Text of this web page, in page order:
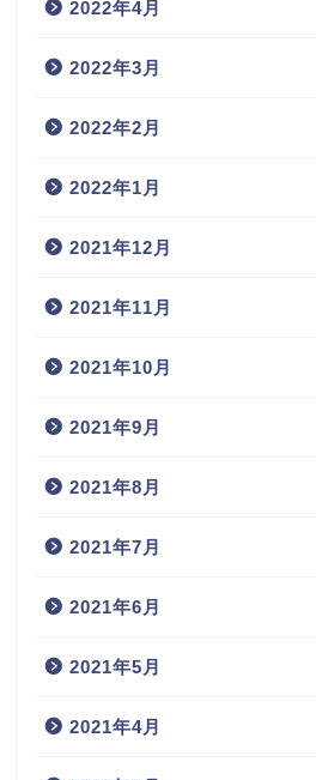
2022年4月
2022年3月
2022年2月
2022年1月
2021年12月
2021年11月
2021年10月
2021年9月
2021年8月
2021年7月
2021年6月
2021年5月
2021年4月